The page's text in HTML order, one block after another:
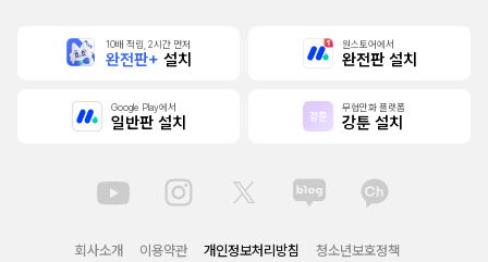
10배 적립, 2시간 먼저
완전판+ 설치
원스토어에서
완전판 설치
Google Play에서
일반판 설치
무협만화 플랫폼
강툰 설치
회사소개 이용약관 개인정보처리방침
청소년보호정책